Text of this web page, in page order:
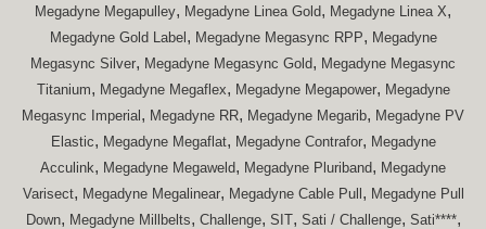
Megadyne Megapulley, Megadyne Linea Gold, Megadyne Linea X,
Megadyne Gold Label , Megadyne Megasync RPP, Megadyne
Megasync Silver, Megadyne Megasync Gold, Megadyne Megasync
Titanium, Megadyne Megaflex, Megadyne Megapower, Megadyne
Megasync Imperial , Megadyne RR, Megadyne Megarib, Megadyne PV
Elastic, Megadyne Megaflat, Megadyne Contrafor, Megadyne
Acculink, Megadyne Megaweld, Megadyne Pluriband, Megadyne
Varisect, Megadyne Megalinear, Megadyne Cable Pull , Megadyne Pull
Down, Megadyne Millbelts, Challenge, SIT, Sati / Challenge, Sati****,